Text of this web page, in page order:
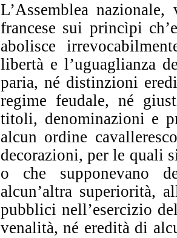
L’Assemblea
francese sui princìpi
abolisce
libertà e l’uguaglianza
paria, né distinzioni
regime feudale, né
titoli, denominazioni e
alcun ordine
decorazioni, per le quali
o che supponevano
alcun’altra superiorità,
pubblici nell’esercizio
venalità, né eredità di